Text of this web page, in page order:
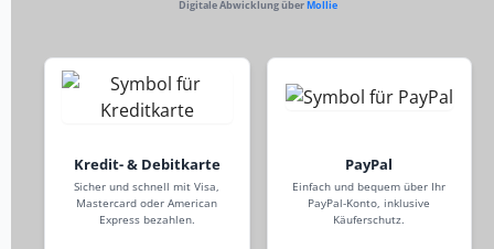
Digitale Abwicklung überMollie
Kredit- & Debitkarte
Sicher und schnell mit Visa,
Mastercard oder American
Express bezahlen.
PayPal
Einfach und bequem über Ihr
PayPal-Konto, inklusive
Käuferschutz.